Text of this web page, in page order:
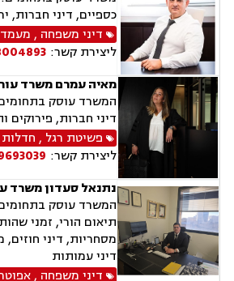
כספיים, דיני חברות,
דיני משפחה ,
ליצירת קשר:
מאיה עמרם משרד
המשרד עוסק
דיני חברות, פירוקים
פשיטת רגל , חדלות
ליצירת קשר:
נתנאל סעדון משרד
המשרד עוסק
תיאום הורי, זמני
מסחריות, דיני
דיני עמותות
דיני משפחה ,